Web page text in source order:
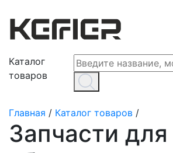
Каталог
товаров
Главная / Каталог товаров /
Запчасти для